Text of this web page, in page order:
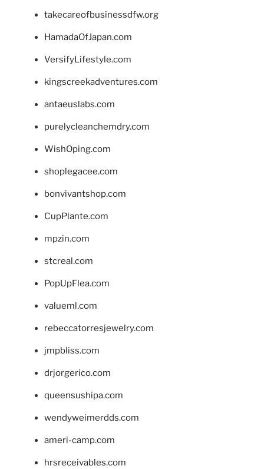
takecareofbusinessdfw.org
HamadaOfJapan.com
VersifyLifestyle.com
kingscreekadventures.com
antaeuslabs.com
purelycleanchemdry.com
WishOping.com
shoplegacee.com
bonvivantshop.com
CupPlante.com
mpzin.com
stcreal.com
PopUpFlea.com
valueml.com
rebeccatorresjewelry.com
jmpbliss.com
drjorgerico.com
queensushipa.com
wendyweimerdds.com
ameri-camp.com
hrsreceivables.com